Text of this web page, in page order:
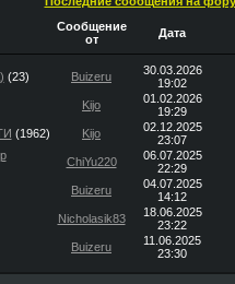
Сообщение
от
Дата
(23) Buizeru
30.03.2026
19:02
Kijo
01.02.2026
19:29
(1962) Kijo
02.12.2025
23:07
ChiYu220
06.07.2025
22:29
Buizeru
04.07.2025
14:12
Nicholasik83
18.06.2025
23:22
Buizeru
11.06.2025
23:30